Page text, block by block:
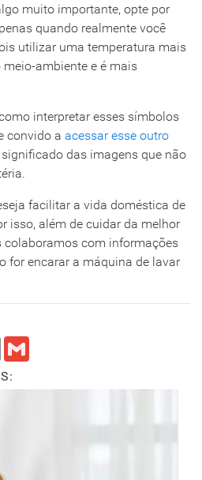
muito importante, opte por
quando realmente você
utilizar uma temperatura mais
ambiente e é mais
interpretar esses símbolos
convido a acessar esse outro
das imagens que não
facilitar a vida doméstica de
isso, além de cuidar da melhor
colaboramos com informações
for encarar a máquina de lavar
Email